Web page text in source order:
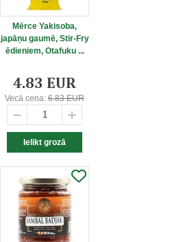
Mērce Yakisoba,
japāņu gaumē, Stir-Fry
ēdieniem, Otafuku ...
4.83 EUR
Vecā cena: 6.83 EUR